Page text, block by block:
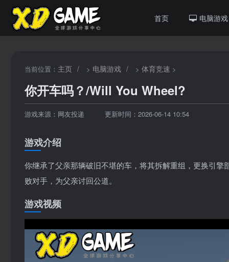
首页 电脑游戏
当前位置： 主页 / > 电脑游戏 / > 体育竞速 >
你开车吗？/Will You Wheel?
游戏来源：网友投递 更新时间：2026-06-14 10:54
游戏介绍
你继承了父亲那辆破旧不堪的车，将其拆解重组，更换引
败对手，为父亲讨回公道。
游戏视频